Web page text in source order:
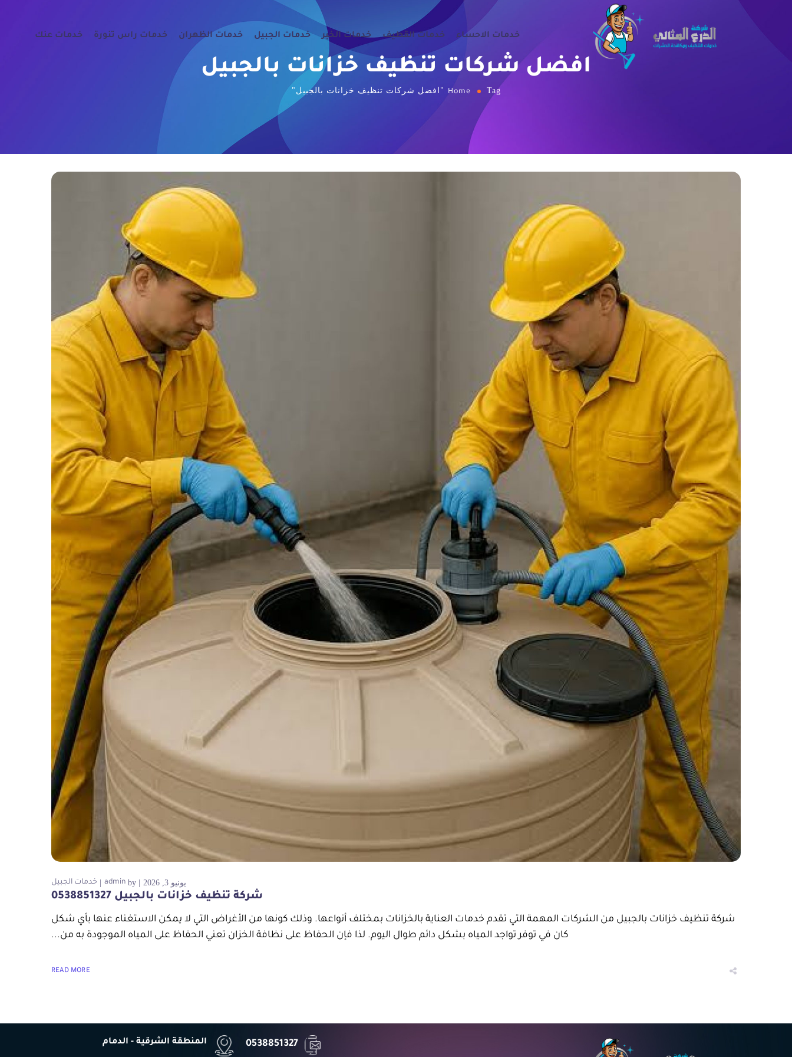
خدمات الاحساء خدمات القطيف خدمات الخبر خدمات الجبيل خدمات الظهران خدمات راس تنورة خدمات عنك
افضل شركات تنظيف خزانات بالجبيل
Home Tag "افضل شركات تنظيف خزانات بالجبيل"
يونيو 3, 2026 by
admin خدمات الجبيل
شركة تنظيف خزانات بالجبيل 0538851327
شركة تنظيف خزانات بالجبيل من الشركات المهمة التي تقدم خدمات العناية بالخزانات بمختلف أنواعها. وذلك كونها من الأغراض التي لا يمكن الاستغناء عنها بأي شكل
كان في توفر تواجد المياه بشكل دائم طوال اليوم. لذا فإن الحفاظ على نظافة الخزان تعني الحفاظ على المياه الموجودة به من...
READ MORE
0538851327 المنطقة الشرقية - الدمام